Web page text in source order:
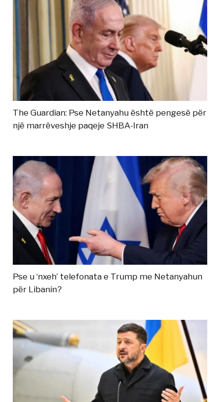
The Guardian: Pse Netanyahu është pengesë për
një marrëveshje paqeje SHBA-Iran
Pse u ‘nxeh’ telefonata e Trump me Netanyahun
për Libanin?